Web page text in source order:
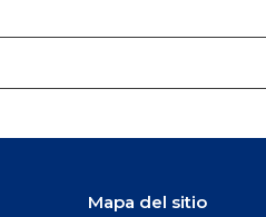
Mapa del sitio